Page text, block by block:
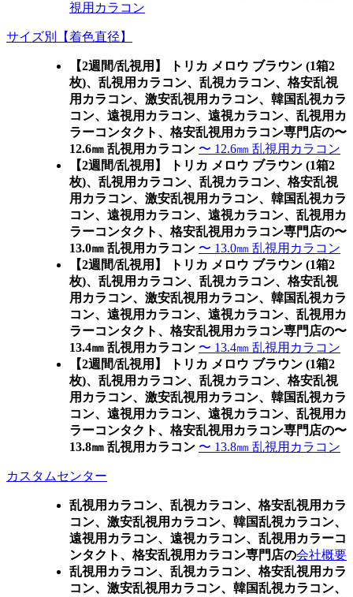
視用カラコン
サイズ別【着色直径】
【2週間/乱視用】 トリカ メロウ ブラウン (1箱2
枚)、乱視用カラコン、乱視カラコン、格安乱視
用カラコン、激安乱視用カラコン、韓国乱視カラ
コン、遠視用カラコン、遠視カラコン、乱視用カ
ラーコンタクト、格安乱視用カラコン専門店の〜
12.6㎜ 乱視用カラコン 〜 12.6㎜ 乱視用カラコン
【2週間/乱視用】 トリカ メロウ ブラウン (1箱2
枚)、乱視用カラコン、乱視カラコン、格安乱視
用カラコン、激安乱視用カラコン、韓国乱視カラ
コン、遠視用カラコン、遠視カラコン、乱視用カ
ラーコンタクト、格安乱視用カラコン専門店の〜
13.0㎜ 乱視用カラコン 〜 13.0㎜ 乱視用カラコン
【2週間/乱視用】 トリカ メロウ ブラウン (1箱2
枚)、乱視用カラコン、乱視カラコン、格安乱視
用カラコン、激安乱視用カラコン、韓国乱視カラ
コン、遠視用カラコン、遠視カラコン、乱視用カ
ラーコンタクト、格安乱視用カラコン専門店の〜
13.4㎜ 乱視用カラコン 〜 13.4㎜ 乱視用カラコン
【2週間/乱視用】 トリカ メロウ ブラウン (1箱2
枚)、乱視用カラコン、乱視カラコン、格安乱視
用カラコン、激安乱視用カラコン、韓国乱視カラ
コン、遠視用カラコン、遠視カラコン、乱視用カ
ラーコンタクト、格安乱視用カラコン専門店の〜
13.8㎜ 乱視用カラコン 〜 13.8㎜ 乱視用カラコン
カスタムセンター
乱視用カラコン、乱視カラコン、格安乱視用カラ
コン、激安乱視用カラコン、韓国乱視カラコン、
遠視用カラコン、遠視カラコン、乱視用カラーコ
ンタクト、格安乱視用カラコン専門店の会社概要
乱視用カラコン、乱視カラコン、格安乱視用カラ
コン、激安乱視用カラコン、韓国乱視カラコン、